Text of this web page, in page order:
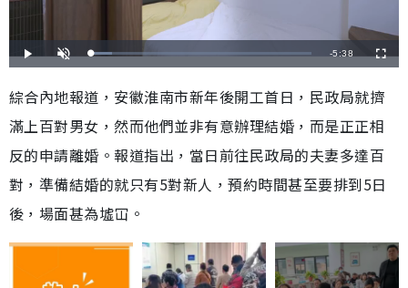
播
放
開
啟
載
入
9
9
剩
時
間
-5:38
全
螢
綜合內地報道，安徽淮南市新年後開工首日，民政局就擠
滿上百對男女，然而他們並非有意辦理結婚，而是正正相
反的申請離婚。報道指出，當日前往民政局的夫妻多達百
對，準備結婚的就只有5對新人，預約時間甚至要排到5日
後，場面甚為墟冚。